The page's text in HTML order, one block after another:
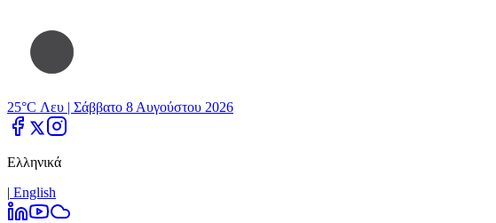
25°C Λευ | Σάββατο 8 Αυγούστου 2026
Ελληνικά
| Εnglish